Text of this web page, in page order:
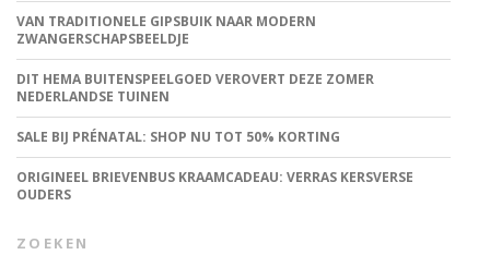
VAN TRADITIONELE GIPSBUIK NAAR MODERN
ZWANGERSCHAPSBEELDJE
DIT HEMA BUITENSPEELGOED VEROVERT DEZE ZOMER
NEDERLANDSE TUINEN
SALE BIJ PRÉNATAL: SHOP NU TOT 50% KORTING
ORIGINEEL BRIEVENBUS KRAAMCADEAU: VERRAS KERSVERSE
OUDERS
ZOEKEN